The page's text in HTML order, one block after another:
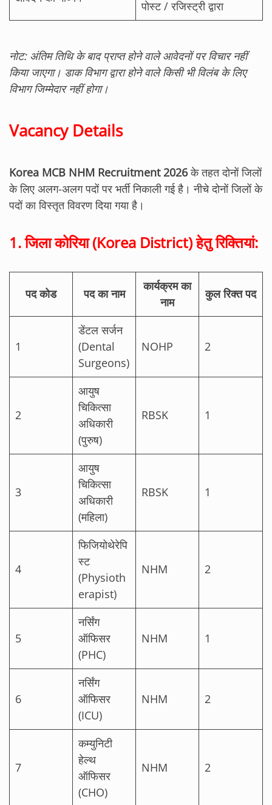
पोस्ट / रजिस्ट्री द्वारा
नोट: अंतिम तिथि के बाद प्राप्त होने वाले आवेदनों पर विचार नहीं
किया जाएगा। डाक विभाग द्वारा होने वाले किसी भी विलंब के लिए
विभाग जिम्मेदार नहीं होगा।
Vacancy Details
Korea MCB NHM Recruitment 2026के तहत दोनों जिलों
के लिए अलग-अलग पदों पर भर्ती निकाली गई है। नीचे दोनों जिलों के
पदों का विस्तृत विवरण दिया गया है।
1. जिला कोरिया (Korea District) हेतु रिक्तियां:
पद कोड पद का नाम
कार्यक्रम का
नाम
कुल रिक्त पद
1
डेंटल सर्जन
(Dental
Surgeons)
NOHP 2
2
आयुष
चिकित्सा
अधिकारी
(पुरुष)
RBSK 1
3
आयुष
चिकित्सा
अधिकारी
(महिला)
RBSK 1
4
फिजियोथेरेपि
स्ट
(Physioth
erapist)
NHM 2
5
नर्सिंग
ऑफिसर
(PHC)
NHM 1
6
नर्सिंग
ऑफिसर
(ICU)
NHM 2
7
कम्युनिटी
हेल्थ
ऑफिसर
(CHO)
NHM 2